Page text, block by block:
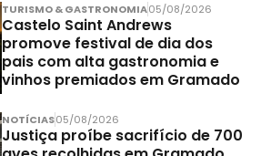
TURISMO & GASTRONOMIA05/08/2026
Castelo Saint Andrews
promove festival de dia dos
pais com alta gastronomia e
vinhos premiados em Gramado
NOTÍCIAS05/08/2026
Justiça proíbe sacrifício de 700